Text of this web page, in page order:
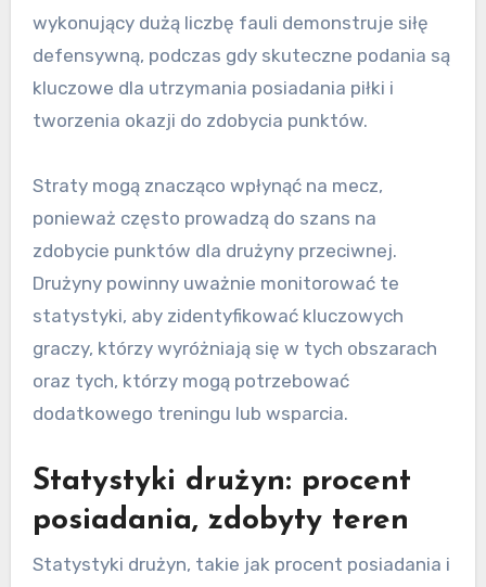
wykonujący dużą liczbę fauli demonstruje siłę
defensywną, podczas gdy skuteczne podania są
kluczowe dla utrzymania posiadania piłki i
tworzenia okazji do zdobycia punktów.
Straty mogą znacząco wpłynąć na mecz,
ponieważ często prowadzą do szans na
zdobycie punktów dla drużyny przeciwnej.
Drużyny powinny uważnie monitorować te
statystyki, aby zidentyfikować kluczowych
graczy, którzy wyróżniają się w tych obszarach
oraz tych, którzy mogą potrzebować
dodatkowego treningu lub wsparcia.
Statystyki drużyn: procent
posiadania, zdobyty teren
Statystyki drużyn, takie jak procent posiadania i